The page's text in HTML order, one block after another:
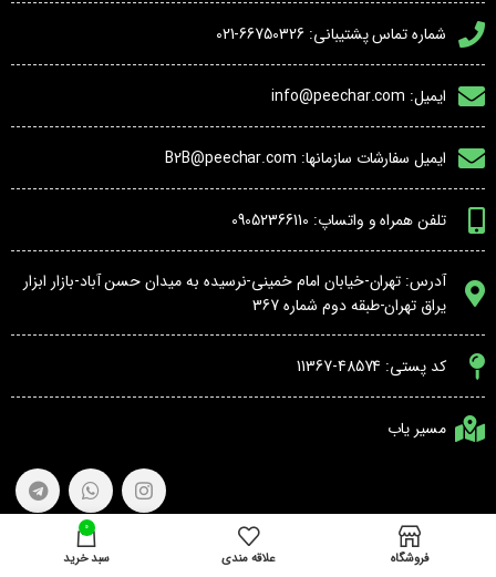
شماره تماس پشتیبانی: 66750326-021
ایمیل: info@peechar.com
ایمیل سفارشات سازمانها: B2B@peechar.com
تلفن همراه و واتساپ: 09052366110
آدرس: تهران-خیابان امام خمینی-نرسیده به میدان حسن آباد-بازار ابزار
یراق تهران-طبقه دوم شماره 367
کد پستی: 48574-11367
مسیر یاب
فروشگاه علاقه مندی
0
سبد خرید